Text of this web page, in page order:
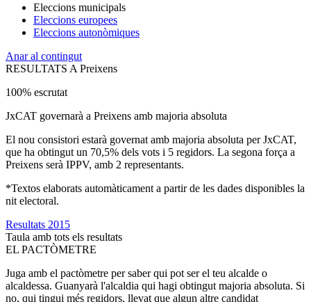
Eleccions municipals
Eleccions europees
Eleccions autonòmiques
Anar al contingut
RESULTATS A Preixens
100% escrutat
JxCAT governarà a Preixens amb majoria absoluta
El nou consistori estarà governat amb majoria absoluta per JxCAT,
que ha obtingut un 70,5% dels vots i 5 regidors. La segona força a
Preixens serà IPPV, amb 2 representants.
*Textos elaborats automàticament a partir de les dades disponibles la
nit electoral.
Resultats 2015
Taula amb tots els resultats
EL PACTÒMETRE
Juga amb el pactòmetre per saber qui pot ser el teu alcalde o
alcaldessa. Guanyarà l'alcaldia qui hagi obtingut majoria absoluta. Si
no, qui tingui més regidors, llevat que algun altre candidat